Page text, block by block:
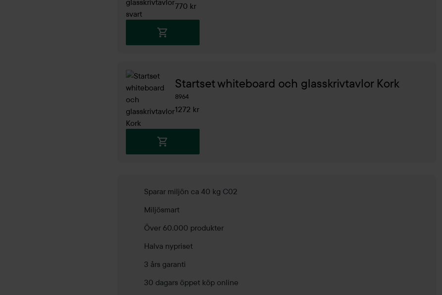
770 kr
Startset whiteboard och glasskrivtavlor Kork
8964
1272 kr
Sparar miljön ca 40 kg C02
Miljösmart
Över 60.000 produkter
Halva nypriset
3 års garanti
30 dagars öppet köp online